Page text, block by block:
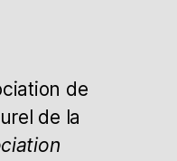
de
de la